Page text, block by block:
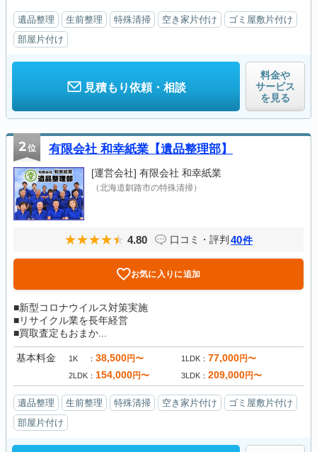
遺品整理 生前整理 特殊清掃 空き家片付け
ゴミ屋敷片付け
部屋片付け
見積もり依頼・相談
料金や
サービス
を見る
2位 有限会社 和幸紙業【遺品整理部】
[運営会社] 有限会社 和幸紙業
（北海道釧路市の特殊清掃）
4.80 口コミ・評判 40件
お気に入りに追加
■新型コロナウイルス対策実施
■リサイクル業を長年経営
■買取査定もおまか...
基本料金 1K 38,500円〜 1LDK 77,000円〜
2LDK 154,000円〜 3LDK 209,000円〜
遺品整理 生前整理 特殊清掃 空き家片付け
ゴミ屋敷片付け
部屋片付け